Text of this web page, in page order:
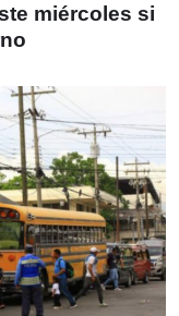
miércoles si